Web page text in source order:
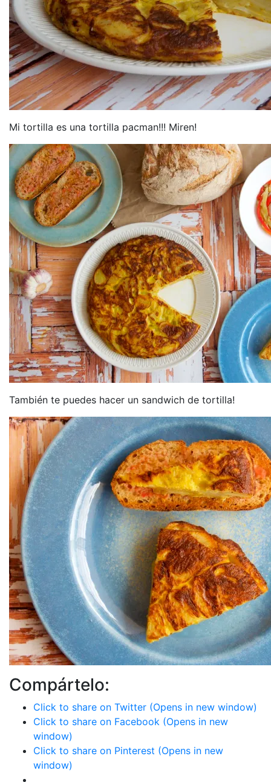
Mi tortilla es una tortilla pacman!!! Miren!
También te puedes hacer un sandwich de tortilla!
Compártelo:
Click to share on Twitter (Opens in new window)
Click to share on Facebook (Opens in new
window)
Click to share on Pinterest (Opens in new
window)